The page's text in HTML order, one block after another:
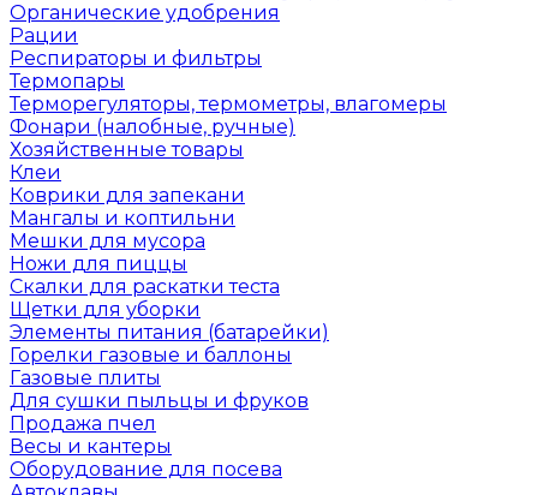
Органические удобрения
Рации
Респираторы и фильтры
Термопары
Терморегуляторы, термометры, влагомеры
Фонари (налобные, ручные)
Хозяйственные товары
Клеи
Коврики для запекани
Мангалы и коптильни
Мешки для мусора
Ножи для пиццы
Скалки для раскатки теста
Щетки для уборки
Элементы питания (батарейки)
Горелки газовые и баллоны
Газовые плиты
Для сушки пыльцы и фруков
Продажа пчел
Весы и кантеры
Оборудование для посева